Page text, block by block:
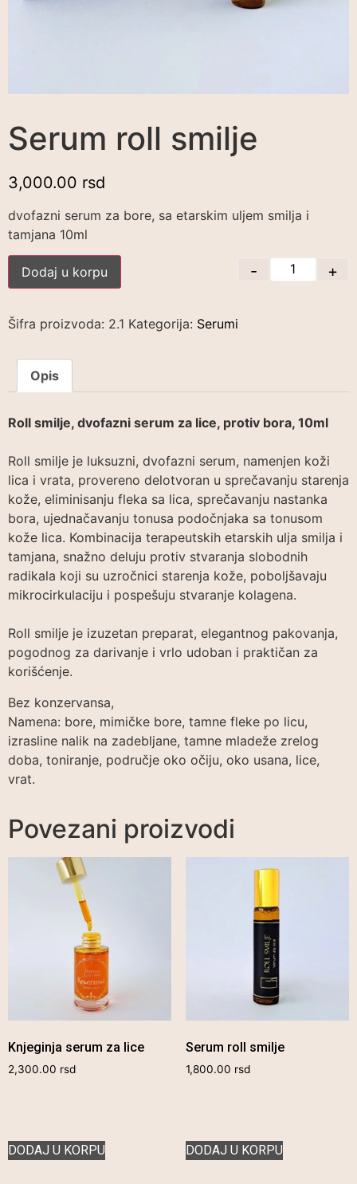
Serum roll smilje
3,000.00 rsd
dvofazni serum za bore, sa etarskim uljem smilja i
tamjana 10ml
- +
Dodaj u korpu
Šifra proizvoda: 2.1 Kategorija: Serumi
Opis
Roll smilje, dvofazni serum za lice, protiv bora, 10ml
Roll smilje je luksuzni, dvofazni serum, namenjen koži
lica i vrata, provereno delotvoran u sprečavanju starenja
kože, eliminisanju fleka sa lica, sprečavanju nastanka
bora, ujednačavanju tonusa podočnjaka sa tonusom
kože lica. Kombinacija terapeutskih etarskih ulja smilja i
tamjana, snažno deluju protiv stvaranja slobodnih
radikala koji su uzročnici starenja kože, poboljšavaju
mikrocirkulaciju i pospešuju stvaranje kolagena.
Roll smilje je izuzetan preparat, elegantnog pakovanja,
pogodnog za darivanje i vrlo udoban i praktičan za
korišćenje.
Bez konzervansa,
Namena: bore, mimičke bore, tamne fleke po licu,
izrasline nalik na zadebljane, tamne mladeže zrelog
doba, toniranje, područje oko očiju, oko usana, lice,
vrat.
Povezani proizvodi
Knjeginja serum za lice
2,300.00 rsd
DODAJ U KORPU
Serum roll smilje
1,800.00 rsd
DODAJ U KORPU